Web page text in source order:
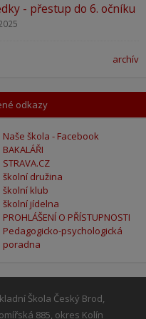
- přestup do 6. očníku
archív
odkazy
Naše škola - Facebook
BAKALÁŘI
STRAVA.CZ
školní družina
školní klub
školní jídelna
PROHLÁŠENÍ O PŘÍSTUPNOSTI
Pedagogicko-psychologická
poradna
Škola Český Brod,
885, okres Kolín